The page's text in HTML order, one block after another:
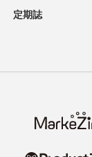
定期誌